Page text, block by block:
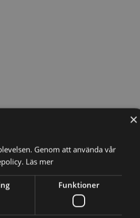
×
Genom att använda vår
Läs mer
Funktioner